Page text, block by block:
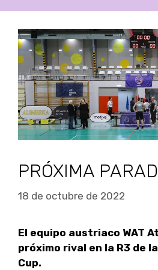
PRÓXIMA
18 de octubre de 2022
El equipo austriaco WAT
próximo rival en la R3 de
Cup.